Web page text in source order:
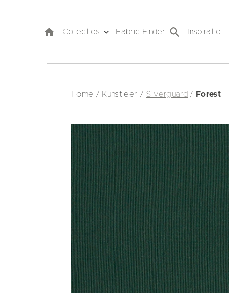
Collecties Fabric Finder Inspiratie
Home / Kunstleer / Silverguard / Forest